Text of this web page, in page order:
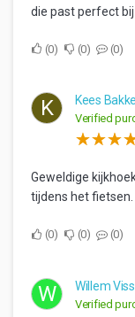
die past perfect bij
0 0 0
K Kees
Verified
Geweldige
tijdens het fietsen.
0 0 0
W Willem
Verified